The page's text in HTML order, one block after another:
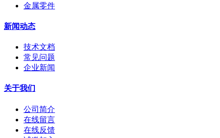
金属零件
新闻动态
技术文档
常见问题
企业新闻
关于我们
公司简介
在线留言
在线反馈